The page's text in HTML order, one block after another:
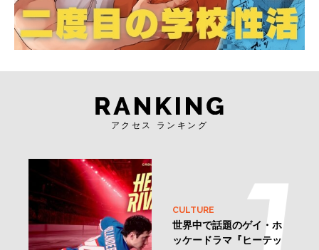
アクセス ランキング
CULTURE
世界中で話題のゲイ・ホ
ッケードラマ『ヒーテッ